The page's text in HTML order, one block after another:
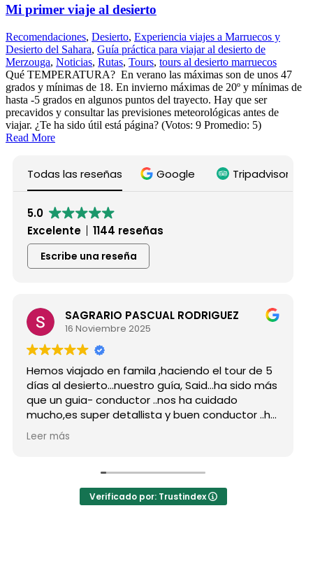
Mi primer viaje al desierto
Recomendaciones, Desierto, Experiencia viajes a Marruecos y
Desierto del Sahara, Guía práctica para viajar al desierto de
Merzouga, Noticias, Rutas, Tours, tours al desierto marruecos
Qué TEMPERATURA? En verano las máximas son de unos 47
grados y mínimas de 18. En invierno máximas de 20º y mínimas de
hasta -5 grados en algunos puntos del trayecto. Hay que ser
precavidos y consultar las previsiones meteorológicas antes de
viajar. ¿Te ha sido útil está página? (Votos: 9 Promedio: 5)
Read More
Todas las reseñas Google Tripadvisor
5.0
Excelente
1144 reseñas
Escribe una reseña
SAGRARIO PASCUAL RODRIGUEZ
16 Noviembre 2025
Hemos viajado en famila ,haciendo el tour de 5
días al desierto...nuestro guía, Said...ha sido más
que un guia- conductor ..nos ha cuidado
mucho,es super detallista y buen conductor ..ha
estado atento a todas nuestras peticiones y
nos ha enseñado muchos lugares
persona..Gracias Said.
En cuanto a la agencia,..súper agradecida a Mila
Leer más
Verificado por: Trustindex